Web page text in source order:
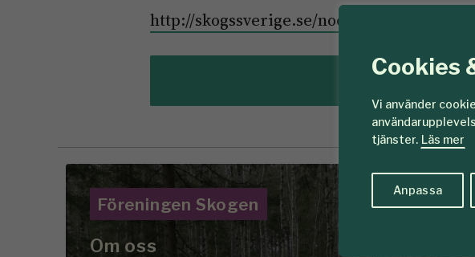
Cookies
Vi använder
tjänster. Läs mer
Anpassa
http://skogssverige.se/node/35627
Föreningen Skogen
Om oss